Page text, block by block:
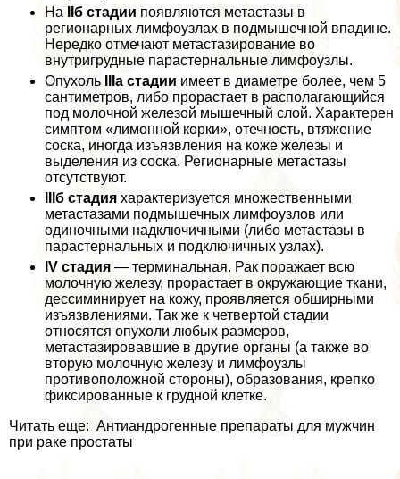
На
IIб стадии появляются метастазы в
регионарных лимфоузлах в подмышечной впадине.
Нередко отмечают метастазирование во
внутригрудные парастернальные лимфоузлы.
Опухоль
IIIа стадии имеет в диаметре более, чем 5
сантиметров, либо прорастает в располагающийся
под молочной железой мышечный слой. Хаpaктерен
симптом «лимонной корки», отечность, втяжение
соска, иногда изъязвления на коже железы и
выделения из соска. Регионарные метастазы
отсутствуют.
IIIб стадия хаpaктеризуется множественными
метастазами подмышечных лимфоузлов или
одиночными надключичными (либо метастазы в
парастернальных и подключичных узлах).
IV стадия — терминальная. Рак поражает всю
молочную железу, прорастает в окружающие ткани,
дессиминирует на кожу, проявляется обширными
изъязвлениями. Так же к четвертой стадии
относятся опухоли любых размеров,
метастазировавшие в другие органы (а также во
вторую молочную железу и лимфоузлы
противоположной стороны), образования, крепко
фиксированные к грудной клетке.
Читать еще: Антиандрогенные препараты для мужчин
при paке простаты